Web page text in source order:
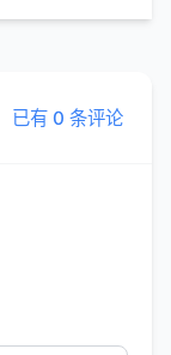
已有 0 条评论